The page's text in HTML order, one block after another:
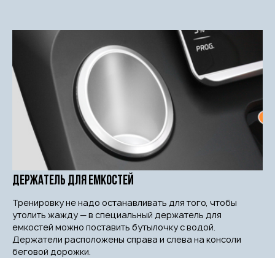
Держатель для емкостей
Тренировку не надо останавливать для того, чтобы
утолить жажду — в специальный держатель для
емкостей можно поставить бутылочку с водой.
Держатели расположены справа и слева на консоли
беговой дорожки.